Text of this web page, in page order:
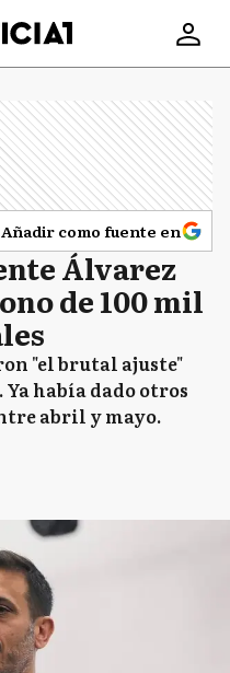
Añadir como fuente en
Álvarez
de 100 mil
"el brutal ajuste"
había dado otros
abril y mayo.